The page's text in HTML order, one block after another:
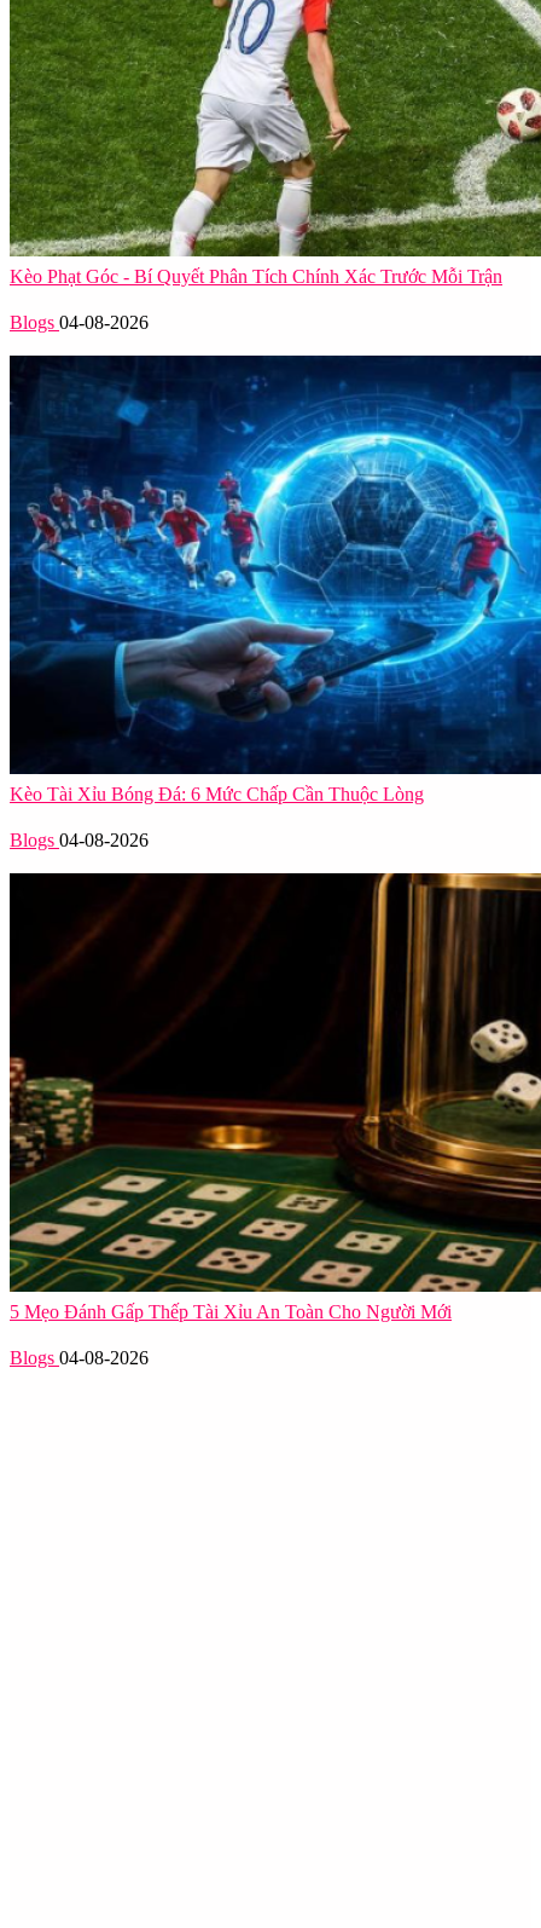
Kèo Phạt Góc - Bí Quyết Phân Tích Chính Xác Trước Mỗi Trận
Blogs 04-08-2026
Kèo Tài Xỉu Bóng Đá: 6 Mức Chấp Cần Thuộc Lòng
Blogs 04-08-2026
5 Mẹo Đánh Gấp Thếp Tài Xỉu An Toàn Cho Người Mới
Blogs 04-08-2026